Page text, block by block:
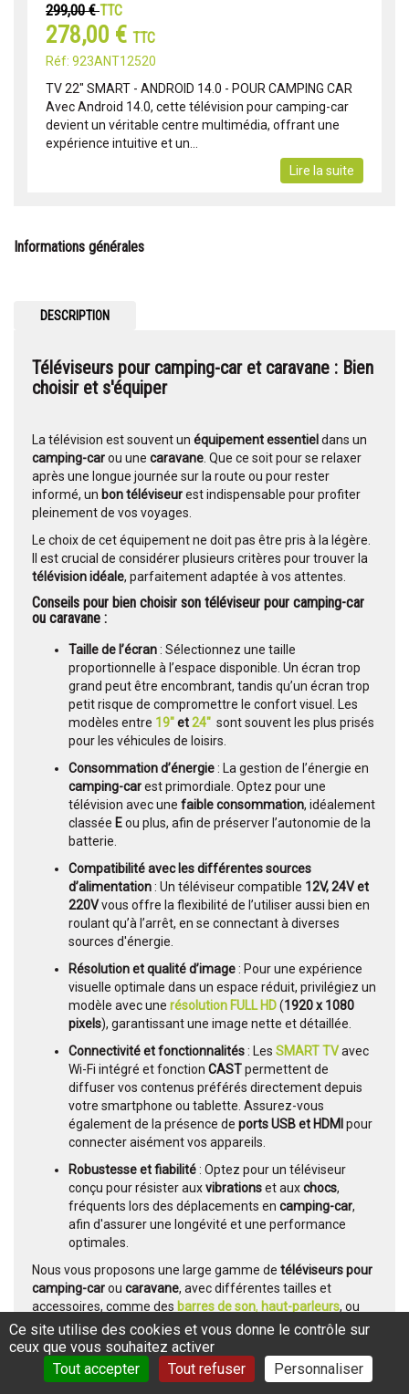
299,00 €TTC
278,00 € TTC
Réf: 923ANT12520
TV 22" SMART - ANDROID 14.0 - POUR CAMPING CAR
Avec Android 14.0, cette télévision pour camping-car
devient un véritable centre multimédia, offrant une
expérience intuitive et un...
Lire la suite
Informations générales
DESCRIPTION
Téléviseurs pour camping-car et caravane : Bien
choisir et s'équiper
La télévision est souvent un équipement essentiel dans un
camping-carou une caravane . Que ce soit pour se relaxer
après une longue journée sur la route ou pour rester
informé, un bon téléviseurest indispensable pour profiter
pleinement de vos voyages.
Le choix de cet équipement ne doit pas être pris à la légère.
Il est crucial de considérer plusieurs critères pour trouver la
télévision idéale, parfaitement adaptée à vos attentes.
Conseils pour bien choisir son téléviseur pour camping-car
ou caravane :
Taille de l’écran: Sélectionnez une taille
proportionnelle à l’espace disponible. Un écran trop
grand peut être encombrant, tandis qu’un écran trop
petit risque de compromettre le confort visuel. Les
modèles entre 19"et24" sont souvent les plus prisés
pour les véhicules de loisirs.
Consommation d’énergie: La gestion de l’énergie en
camping-carest primordiale. Optez pour une
télévision avec une faible consommation, idéalement
classée Eou plus, afin de préserver l’autonomie de la
batterie.
Compatibilité avec les différentes sources
d’alimentation: Un téléviseur compatible 12V, 24V et
220Vvous offre la flexibilité de l’utiliser aussi bien en
roulant qu’à l’arrêt, en se connectant à diverses
sources d'énergie.
Résolution et qualité d’image: Pour une expérience
visuelle optimale dans un espace réduit, privilégiez un
modèle avec une résolution FULL HD(1920 x 1080
pixels), garantissant une image nette et détaillée.
Connectivité et fonctionnalités: Les SMART TVavec
Wi-Fi intégré et fonction CASTpermettent de
diffuser vos contenus préférés directement depuis
votre smartphone ou tablette. Assurez-vous
également de la présence de ports USB et HDMI pour
connecter aisément vos appareils.
Robustesse et fiabilité: Optez pour un téléviseur
conçu pour résister auxvibrationset auxchocs,
fréquents lors des déplacements en camping-car,
afin d'assurer une longévité et une performance
optimales.
Nous vous proposons une large gamme de téléviseurs pour
camping-carou caravane, avec différentes tailles et
accessoires, comme des barres de son, haut-parleurs, ou
démodulateurs satellitepour améliorer votre expérience
audio-vidéo.
Antennes satellite pour camping-car / caravanes
Ce site utilise des cookies et vous donne le contrôle sur
ceux que vous souhaitez activer
Tout accepter
Tout refuser Personnaliser